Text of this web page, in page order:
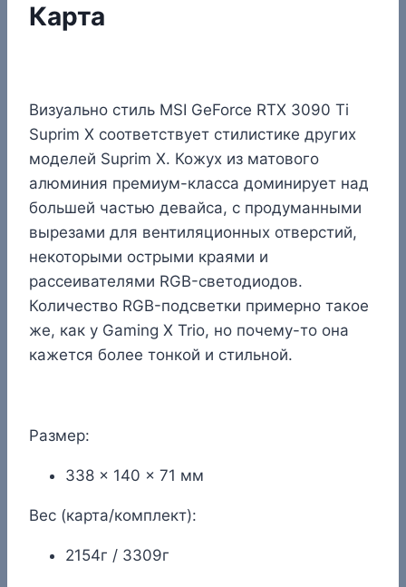
Карта
Визуально стиль MSI GeForce RTX 3090 Ti
Suprim X соответствует стилистике других
моделей Suprim X. Кожух из матового
алюминия премиум-класса доминирует над
большей частью девайса, с продуманными
вырезами для вентиляционных отверстий,
некоторыми острыми краями и
рассеивателями RGB-светодиодов.
Количество RGB-подсветки примерно такое
же, как у Gaming X Trio, но почему-то она
кажется более тонкой и стильной.
Размер:
338 x 140 x 71 мм
Вес (карта/комплект):
2154г / 3309г